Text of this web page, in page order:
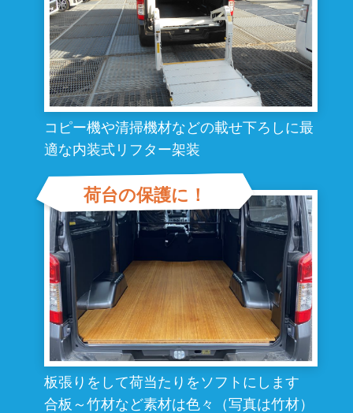
コピー機や清掃機材などの載せ下ろしに最
適な内装式リフター架装
荷台の保護に！
板張りをして荷当たりをソフトにします
合板～竹材など素材は色々（写真は竹材）